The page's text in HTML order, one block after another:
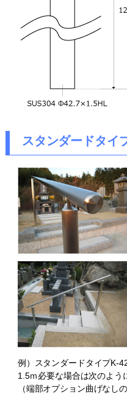
スタンダードタイ
例）スタンダードタイプK-
1.5ｍ必要な場合は次のよう
（端部オプション曲げなしの